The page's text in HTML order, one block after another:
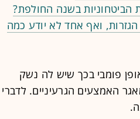
הביטחוניות בשנה החולפת?
ואף אחד לא יודע כמה
פומבי בכך שיש לה נשק
האמצעים הגרעיניים. לדברי